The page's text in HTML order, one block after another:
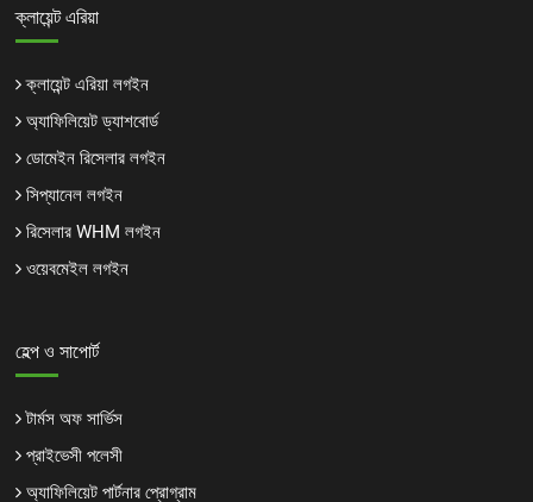
ক্লায়েন্ট এরিয়া
ক্লায়েন্ট এরিয়া লগইন
অ্যাফিলিয়েট ড্যাশবোর্ড
ডোমেইন রিসেলার লগইন
সিপ্যানেল লগইন
রিসেলার WHM লগইন
ওয়েবমেইল লগইন
হেল্প ও সাপোর্ট
টার্মস অফ সার্ভিস
প্রাইভেসী পলেসী
অ্যাফিলিয়েট পার্টনার প্রোগ্রাম